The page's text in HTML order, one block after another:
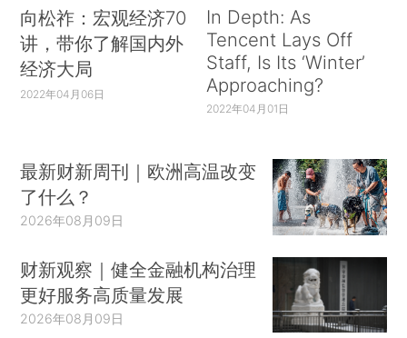
向松祚：宏观经济70
讲，带你了解国内外
经济大局
2022年04月06日
In Depth: As
Tencent Lays Off
Staff, Is Its ‘Winter’
Approaching?
2022年04月01日
最新财新周刊｜欧洲高温改变
了什么？
2026年08月09日
财新观察｜健全金融机构治理
更好服务高质量发展
2026年08月09日